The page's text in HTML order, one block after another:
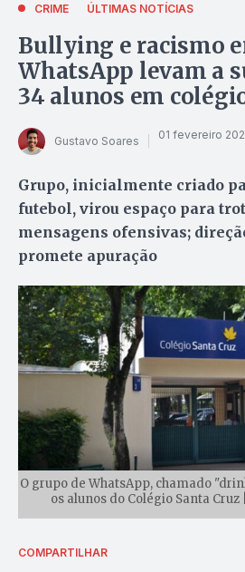
CRIME ÚLTIMAS NOTÍCIAS
Bullying e racismo
WhatsApp levam a
34 alunos em
Gustavo Soares 01 fevereiro
Grupo, inicialmente criado
futebol, virou espaço para
mensagens ofensivas;
promete apuração
O grupo de WhatsApp, chamado
os alunos do Colégio Santa
COMPARTILHAR